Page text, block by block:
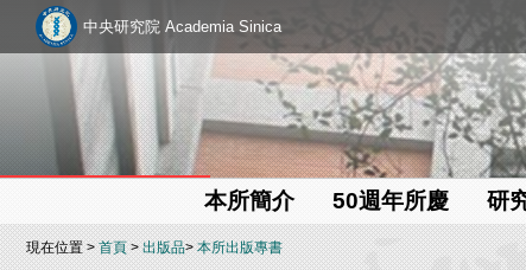
中央研究院 Academia Sinica
本所簡介 50週年所慶 研
現在位置 >首頁>出版品>本所出版專書